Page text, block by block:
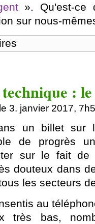
». Qu'est-ce
sur nous-
:
le 3. janvier 2017,
un billet sur
de progrès
sur le fait
douteux dans
les secteurs
au
très bas,